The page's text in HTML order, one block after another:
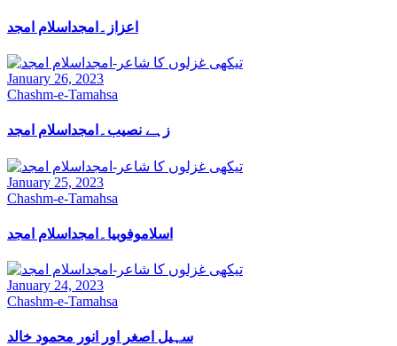
اعزاز۔امجداسلام امجد
January 26, 2023
Chashm-e-Tamahsa
زہے نصیب۔امجداسلام امجد
January 25, 2023
Chashm-e-Tamahsa
اسلاموفوبیا۔امجداسلام امجد
January 24, 2023
Chashm-e-Tamahsa
سہیل اصغر اور انور محمود خالد